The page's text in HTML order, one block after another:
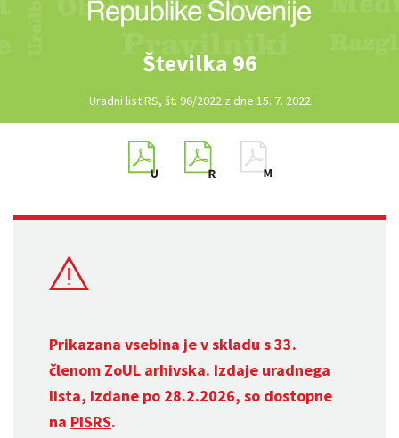
Številka 96
Uradni list RS, št. 96/2022 z dne 15. 7. 2022
Prikazana vsebina je v skladu s 33.
členom ZoUL arhivska. Izdaje uradnega
lista, izdane po 28.2.2026, so dostopne
na PISRS.